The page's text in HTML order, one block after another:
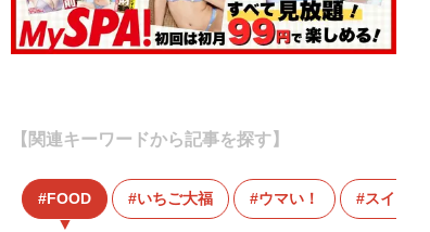
【関連キーワードから記事を探す】
FOOD いちご大福 ウマい！ スイーツ